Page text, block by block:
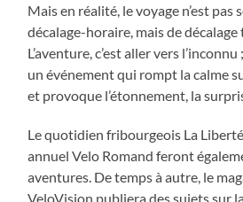
Mais en réalité, le voyage n’est pas
décalage-horaire, mais de
L’aventure, c’est aller vers
un événement qui rompt la calme
et provoque l’étonnement, la
Le quotidien fribourgeois La
annuel Velo Romand feront
aventures. De temps à autre, le
VeloVision publiera des sujets sur